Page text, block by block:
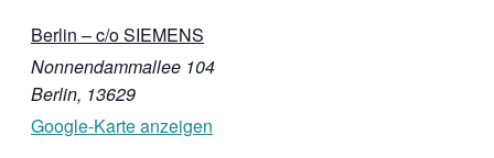
Berlin – c/o SIEMENS
Nonnendammallee 104
Berlin, 13629
Google-Karte anzeigen